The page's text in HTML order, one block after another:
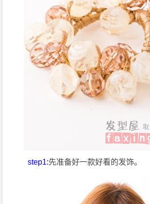
step1:先准备好一款好看的发饰。